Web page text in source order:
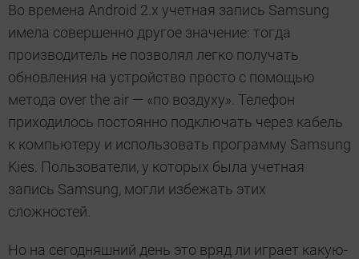
Во времена Android 2.x учетная запись Samsung
имела совершенно другое значение: тогда
производитель не позволял легко получать
обновления на устройство просто с помощью
метода over the air — «по воздуху». Телефон
приходилось постоянно подключать через кабель
к компьютеру и использовать программу Samsung
Kies. Пользователи, у которых была учетная
запись Samsung, могли избежать этих
сложностей.
Но на сегодняшний день это вряд ли играет какую-